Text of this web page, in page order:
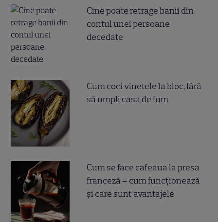
Cine poate retrage banii din
contul unei persoane
decedate
Cum coci vinetele la bloc, fără
să umpli casa de fum
Cum se face cafeaua la presa
franceză – cum funcționează
și care sunt avantajele